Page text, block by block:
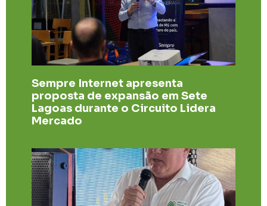
Sempre Internet apresenta
proposta de expansão em Sete
Lagoas durante o Circuito Lidera
Mercado